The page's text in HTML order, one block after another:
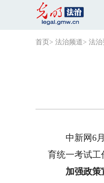
首页 > 法治频道> 法治
中新网6月3
育统一考试工
加强政策